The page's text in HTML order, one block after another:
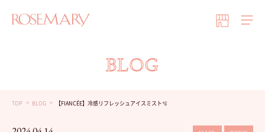
BLOG
TOP BLOG 【FIANCÉE】冷感リフレッシュアイスミスト🫧